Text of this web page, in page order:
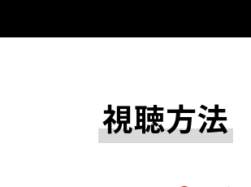
視聴方法